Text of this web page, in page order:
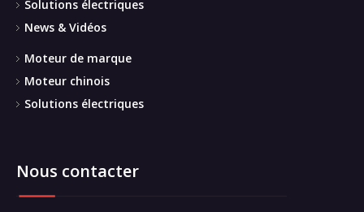
Solutions électriques
News & Vidéos
Moteur de marque
Moteur chinois
Solutions électriques
Nous contacter